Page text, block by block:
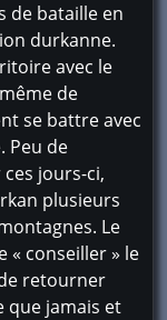
de bataille en
durkanne.
avec le
de
se battre avec
Peu de
jours-ci,
plusieurs
Le
« conseiller » le
retourner
que jamais et